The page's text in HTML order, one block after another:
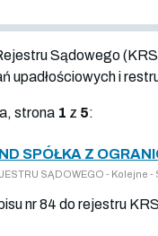
Sądowego
upadłościowych i
strona 1 z 5:
SPÓŁKA Z
SĄDOWEGO - Kolejne
nr 84 do rejestru